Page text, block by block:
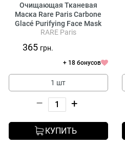
Очищающая Тканевая
Маска Rare Paris Carbone
Glacé Purifying Face Mask
RARE Paris
365 грн.
+ 18 бонусов
1 шт
– +
КУПИТЬ